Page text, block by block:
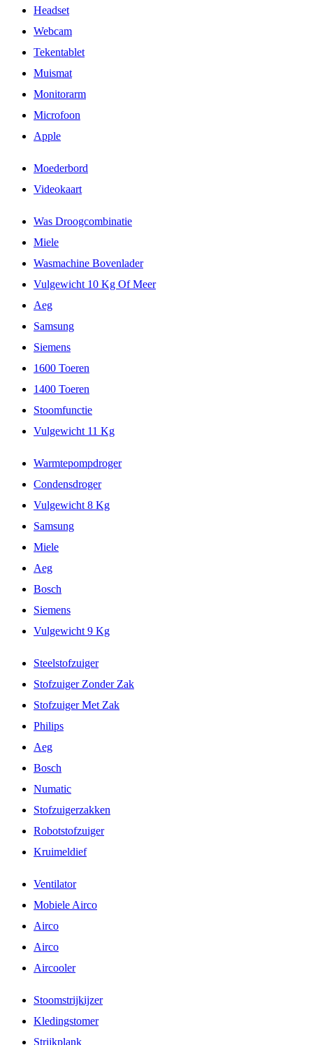
Headset
Webcam
Tekentablet
Muismat
Monitorarm
Microfoon
Apple
Moederbord
Videokaart
Was Droogcombinatie
Miele
Wasmachine Bovenlader
Vulgewicht 10 Kg Of Meer
Aeg
Samsung
Siemens
1600 Toeren
1400 Toeren
Stoomfunctie
Vulgewicht 11 Kg
Warmtepompdroger
Condensdroger
Vulgewicht 8 Kg
Samsung
Miele
Aeg
Bosch
Siemens
Vulgewicht 9 Kg
Steelstofzuiger
Stofzuiger Zonder Zak
Stofzuiger Met Zak
Philips
Aeg
Bosch
Numatic
Stofzuigerzakken
Robotstofzuiger
Kruimeldief
Ventilator
Mobiele Airco
Airco
Airco
Aircooler
Stoomstrijkijzer
Kledingstomer
Strijkplank